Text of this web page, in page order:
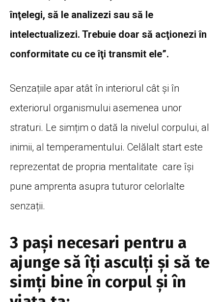
înţelegi, să le analizezi sau să le
intelectualizezi. Trebuie doar să acţionezi în
conformitate cu ce îţi transmit ele”.
Senzațiile apar atât în interiorul cât și în
exteriorul organismului asemenea unor
straturi. Le simțim o dată la nivelul corpului, al
inimii, al temperamentului. Celălalt start este
reprezentat de propria mentalitate care își
pune amprenta asupra tuturor celorlalte
senzații.
3 pași necesari pentru a
ajunge să îţi asculţi şi să te
simţi bine în corpul şi în